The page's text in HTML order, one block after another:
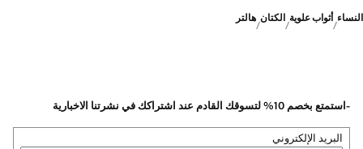
النساء أثواب علوية الكتان هالتر
-استمتع بخصم 10% لتسوقك القادم عند اشتراكك في نشرتنا الاخبارية
البريد الإلكتروني